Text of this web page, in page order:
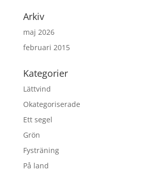
Arkiv
maj 2026
februari 2015
Kategorier
Lättvind
Okategoriserade
Ett segel
Grön
Fysträning
På land